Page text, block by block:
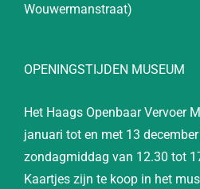
Wouwermanstraat)
OPENINGSTIJDEN MUSEUM
Het Haags Openbaar Vervoer
januari tot en met 13
zondagmiddag van 12.30 tot
Kaartjes zijn te koop in het